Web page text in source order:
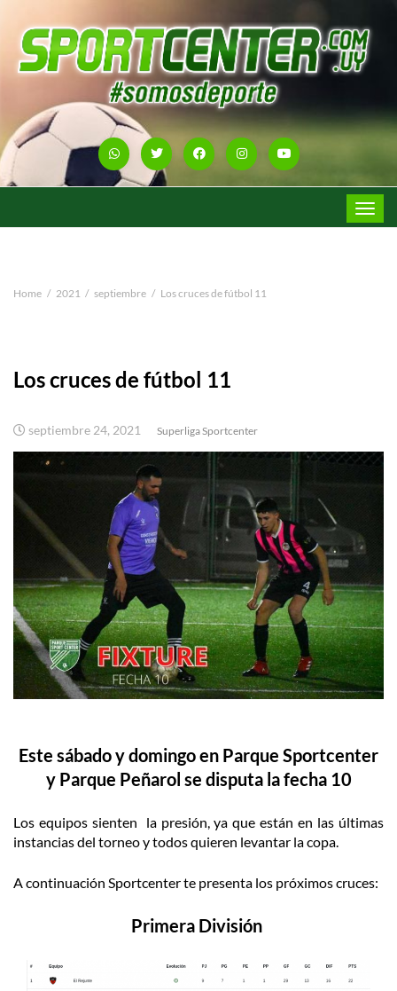
Toggle
Home 2021 septiembre Los cruces de fútbol 11
Los cruces de fútbol 11
septiembre 24, 2021 Superliga Sportcenter
Este sábado y domingo en Parque Sportcenter
y Parque Peñarol se disputa la fecha 10
Los equipos sienten la presión, ya que están en las últimas
instancias del torneo y todos quieren levantar la copa.
A continuación Sportcenter te presenta los próximos cruces:
Primera División